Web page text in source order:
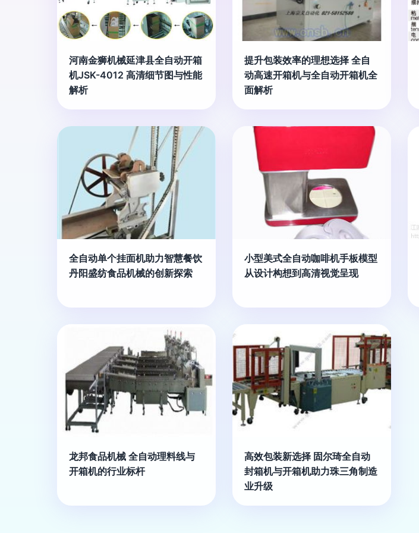
河南金狮机械延津县全自动开箱
机JSK-4012 高清细节图与性能
解析
提升包装效率的理想选择 全自
动高速开箱机与全自动开箱机全
面解析
全自动单个挂面机助力智慧餐饮
丹阳盛纺食品机械的创新探索
小型美式全自动咖啡机手板模型
从设计构想到高清视觉呈现
龙邦食品机械 全自动理料线与
开箱机的行业标杆
高效包装新选择 固尔琦全自动
封箱机与开箱机助力珠三角制造
业升级